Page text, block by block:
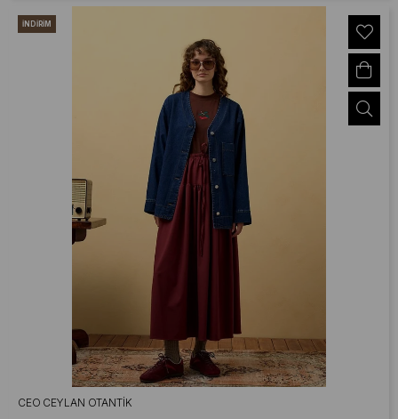
CEO CEYLAN OTANTIK
İNDIRIM